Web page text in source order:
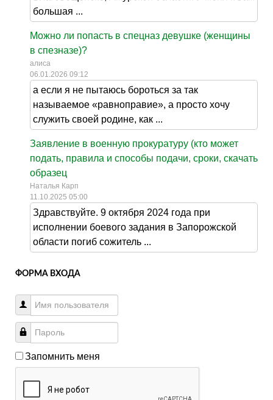
большая ...
Можно ли попасть в спецназ девушке (женщины
в спезназе)?
алиса
06.01.2026 09:12
а если я не пытаюсь бороться за так
называемое «равноправие», а просто хочу
служить своей родине, как ...
Заявление в военную прокуратуру (кто может
подать, правила и способы подачи, сроки, скачать
образец
Наталья Карп
11.10.2025 05:00
Здравствуйте. 9 октября 2024 года при
исполнении боевого задания в Запорожской
области погиб сожитель ...
ФОРМА ВХОДА
Запомнить меня